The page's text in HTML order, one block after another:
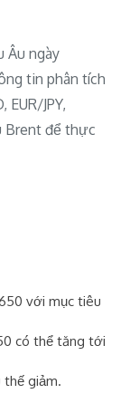
Âu ngày
tin phân tích
JPY,
Brent để thực
với mục tiêu
có thể tăng tới
thế giảm.